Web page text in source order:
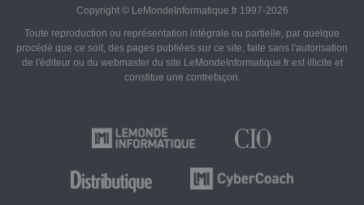
Copyright © LeMondeInformatique.fr 1997-2026
Toute reproduction ou représentation intégrale ou partielle, par quelque
procédé que ce soit, des pages publiées sur ce site, faite sans l'autorisation
de l'éditeur ou du webmaster du site LeMondeInformatique.fr est illicite et
constitue une contrefaçon.